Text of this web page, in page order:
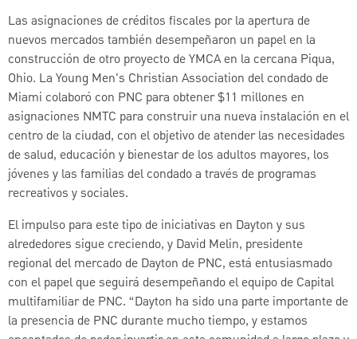
Las asignaciones de créditos fiscales por la apertura de
nuevos mercados también desempeñaron un papel en la
construcción de otro proyecto de YMCA en la cercana Piqua,
Ohio. La Young Men's Christian Association del condado de
Miami colaboró con PNC para obtener $11 millones en
asignaciones NMTC para construir una nueva instalación en el
centro de la ciudad, con el objetivo de atender las necesidades
de salud, educación y bienestar de los adultos mayores, los
jóvenes y las familias del condado a través de programas
recreativos y sociales.
El impulso para este tipo de iniciativas en Dayton y sus
alrededores sigue creciendo, y David Melin, presidente
regional del mercado de Dayton de PNC, está entusiasmado
con el papel que seguirá desempeñando el equipo de Capital
multifamiliar de PNC. “Dayton ha sido una parte importante de
la presencia de PNC durante mucho tiempo, y estamos